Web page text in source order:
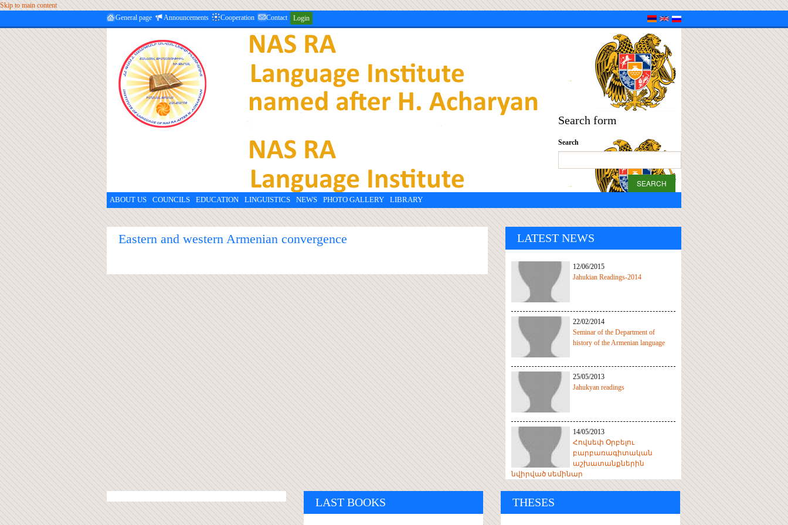
Skip to main content
General page
Announcements Cooperation Contact Login
Search form
Search
ABOUT US COUNCILS EDUCATION LINGUISTICS NEWS PHOTO GALLERY LIBRARY
Eastern and western Armenian convergence LATEST NEWS
12/06/2015
Jahukian Readings-2014
22/02/2014
Seminar of the Department of
history of the Armenian language
25/05/2013
Jahukyan readings
14/05/2013
Հովսեփ Օրբելու
բարբառագիտական
աշխատանքներին
նվիրված սեմինար
LAST BOOKS THESES